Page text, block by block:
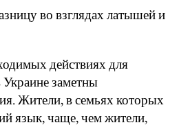
во взглядах латышей и
действиях для
заметны
Жители, в семьях которых
язык, чаще, чем жители,